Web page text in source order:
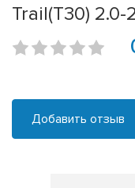
Trail(T30) 2.0-
Добавить отзыв